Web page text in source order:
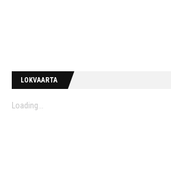
LOKVAARTA
Loading...